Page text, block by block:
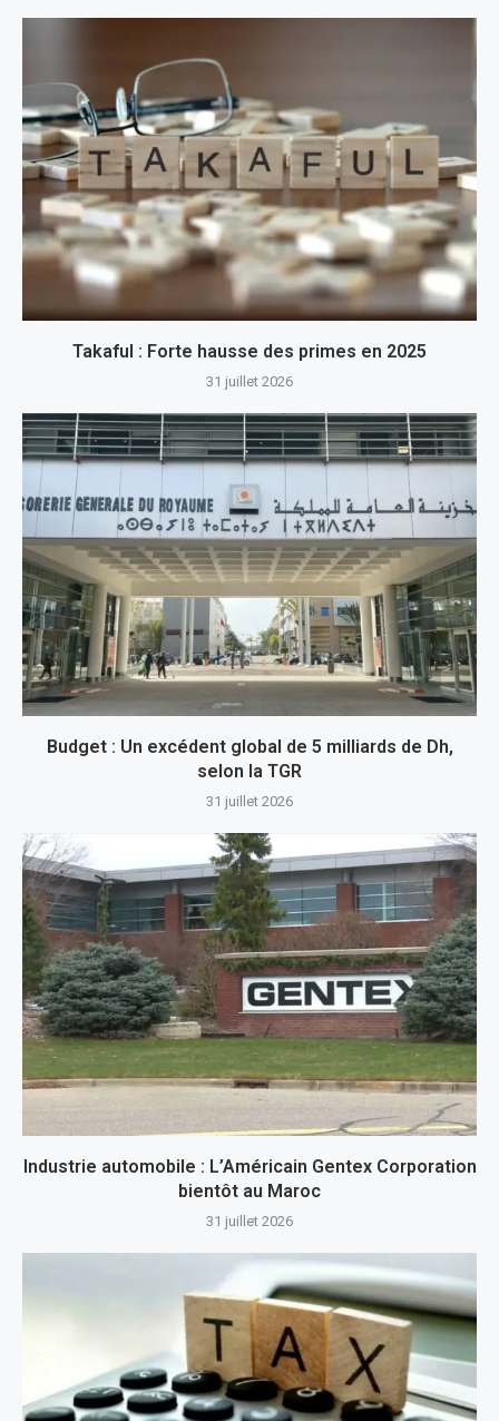
Takaful : Forte hausse des primes en 2025
31 juillet 2026
Budget : Un excédent global de 5 milliards de Dh,
selon la TGR
31 juillet 2026
Industrie automobile : L’Américain Gentex Corporation
bientôt au Maroc
31 juillet 2026